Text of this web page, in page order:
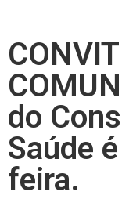
do
Saúde
feira.